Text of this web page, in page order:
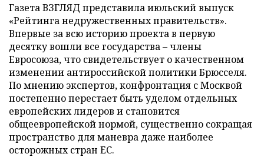
Газета ВЗГЛЯД представила июльский выпуск
«Рейтинга недружественных правительств».
Впервые за всю историю проекта в первую
десятку вошли все государства – члены
Евросоюза, что свидетельствует о качественном
изменении антироссийской политики Брюсселя.
По мнению экспертов, конфронтация с Москвой
постепенно перестает быть уделом отдельных
европейских лидеров и становится
общеевропейской нормой, существенно сокращая
пространство для маневра даже наиболее
осторожных стран ЕС.